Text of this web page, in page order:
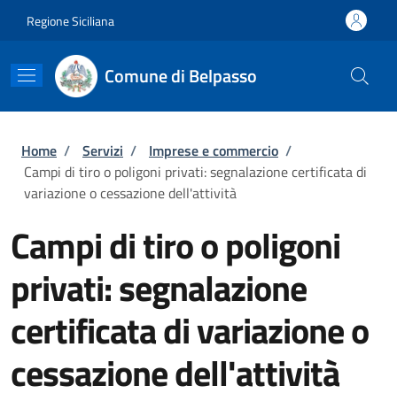
Regione Siciliana
Comune di Belpasso
Briciole di pane
Home / Servizi / Imprese e commercio /
Campi di tiro o poligoni privati: segnalazione certificata di
variazione o cessazione dell'attività
Campi di tiro o poligoni
privati: segnalazione
certificata di variazione o
cessazione dell'attività